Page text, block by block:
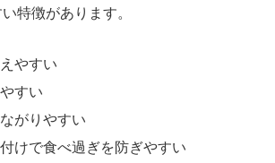
特徴があります。
やすい
すい
がりやすい
けで食べ過ぎを防ぎやすい